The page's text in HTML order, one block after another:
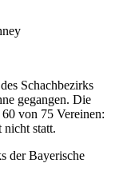
Schachbezirks
gegangen. Die
von 75 Vereinen:
nicht statt.
der Bayerische